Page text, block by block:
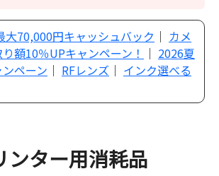
大70,000円キャッシュバック ｜ カメ
額10％UPキャンペーン！
｜ 2026夏
ペーン ｜ RFレンズ ｜ インク選べる
ンター用消耗品